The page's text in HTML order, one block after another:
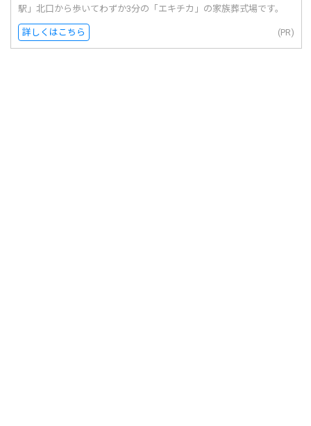
駅」北口から歩いてわずか3分の「エキチカ」の家族葬式場です。
詳しくはこちら (PR)